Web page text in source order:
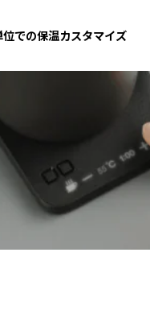
での保温カスタマイズ